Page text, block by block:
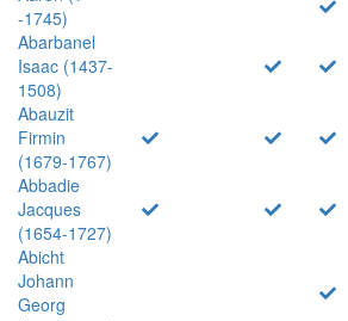
-1745)
Abarbanel
Isaac (1437-
1508)
Abauzit
Firmin
(1679-1767)
Abbadie
Jacques
(1654-1727)
Abicht
Johann
Georg